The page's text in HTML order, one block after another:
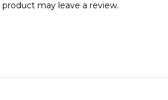
may leave a review.